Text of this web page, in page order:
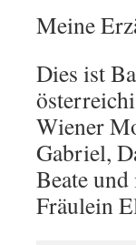
Meine
Dies ist
Wiener
Gabriel,
Beate
Fräulein